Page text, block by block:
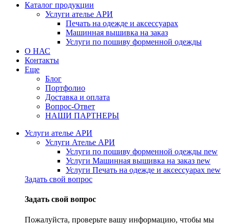
Каталог продукции
Услуги ателье АРИ
Печать на одежде и аксессуарах
Машинная вышивка на заказ
Услуги по пошиву форменной одежды
О НАС
Контакты
Еще
Блог
Портфолио
Доставка и оплата
Вопрос-Ответ
НАШИ ПАРТНЕРЫ
Услуги ателье АРИ
Услуги Ателье АРИ
Услуги по пошиву форменной одежды new
Услуги Машинная вышивка на заказ new
Услуги Печать на одежде и аксессуарах new
Задать свой вопрос
Задать свой вопрос
Пожалуйста, проверьте вашу информацию, чтобы мы